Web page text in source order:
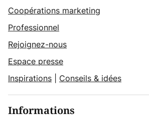
Coopérations marketing
Professionnel
Rejoignez-nous
Espace presse
Inspirations
Conseils & idées
Informations